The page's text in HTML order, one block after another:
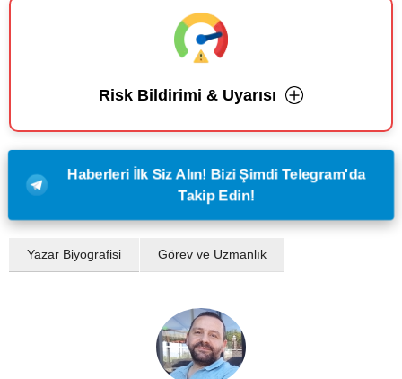
Risk Bildirimi & Uyarısı
Haberleri İlk Siz Alın! Bizi Şimdi Telegram'da
Takip Edin!
Yazar Biyografisi Görev ve Uzmanlık